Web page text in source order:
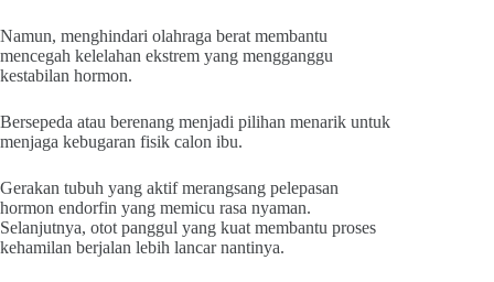
Namun, menghindari olahraga berat membantu
mencegah kelelahan ekstrem yang mengganggu
kestabilan hormon.
Bersepeda atau berenang menjadi pilihan menarik untuk
menjaga kebugaran fisik calon ibu.
Gerakan tubuh yang aktif merangsang pelepasan
hormon endorfin yang memicu rasa nyaman.
Selanjutnya, otot panggul yang kuat membantu proses
kehamilan berjalan lebih lancar nantinya.